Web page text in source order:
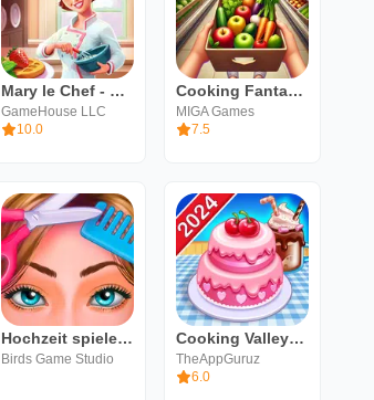
Mary le Chef - Cooking Passion
GameHouse LLC
10.0
Cooking Fantasy - Kochspiel
MIGA Games
7.5
Hochzeit spiele: Dekorieren
Birds Game Studio
Cooking Valley: Kochspiele
TheAppGuruz
6.0